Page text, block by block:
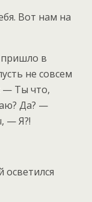
Вот нам на
в
не совсем
— Ты что,
Да? —
— Я?!
осветился